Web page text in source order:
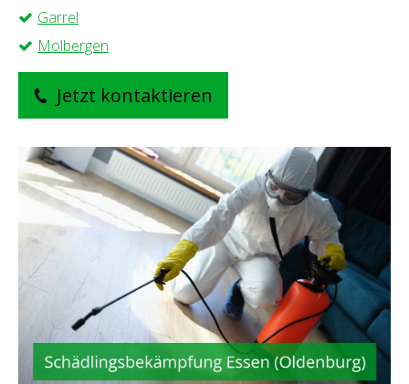
Garrel
Molbergen
Jetzt kontaktieren